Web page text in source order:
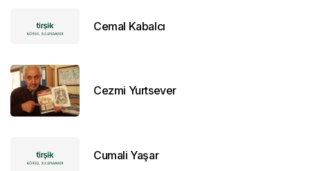
Cemal Kabalcı
Cezmi Yurtsever
Cumali Yaşar